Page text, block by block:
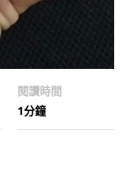
閱讀時間
1分鐘